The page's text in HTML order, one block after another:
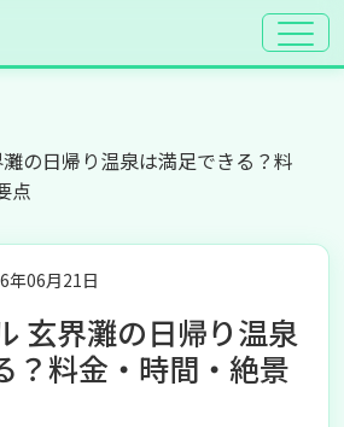
の日帰り温泉は満足できる？料
点
年06月21日
玄界灘の日帰り温泉
？料金・時間・絶景